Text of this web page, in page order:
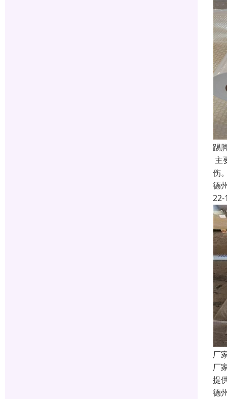
踢
主
伤
德
22-
厂
厂
提
德